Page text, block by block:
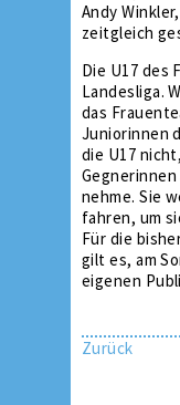
Andy
zeitgleich
Die U17 des
Landesliga.
das
Juniorinnen
die U17
nehme. Sie
fahren, um
Für die
gilt es, am
eigenen
Zurück